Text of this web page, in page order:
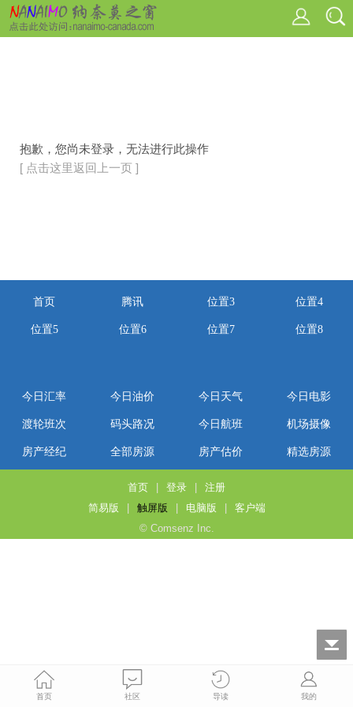
抱歉，您尚未登录，无法进行此操作
[ 点击这里返回上一页 ]
首页 腾讯 位置3 位置4
位置5 位置6 位置7 位置8
今日汇率 今日油价 今日天气 今日电影
渡轮班次 码头路况 今日航班 机场摄像
房产经纪 全部房源 房产估价 精选房源
首页 登录
注册
简易版
触屏版 电脑版
客户端
© Comsenz Inc.
首页 社区 导读 我的